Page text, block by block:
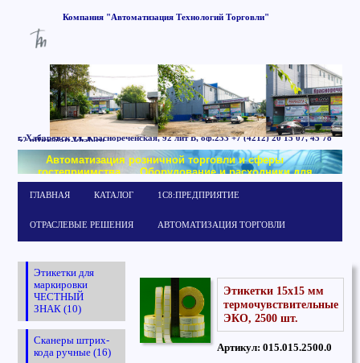
Компания "Автоматизация Технологий Торговли"
г. Хабаровскул. Краснореченская, 92 лит Б,оф.233+7 (4212) 20 15 07, 45 78
52office@att-khab.ru
Автоматизация розничной торговли и сферы
гостеприимства
Оборудование и расходники для
маркировки
Обучение работе в системе
1С:Предприятие
ГЛАВНАЯ КАТАЛОГ 1С8:ПРЕДПРИЯТИЕ
ОТРАСЛЕВЫЕ РЕШЕНИЯ АВТОМАТИЗАЦИЯ ТОРГОВЛИ
Этикетки для
маркировки
ЧЕСТНЫЙ
ЗНАК (10)
Сканеры штрих-
кода ручные (16)
Этикетки 15х15 мм
термочувствительные
ЭКО, 2500 шт.
Артикул: 015.015.2500.0